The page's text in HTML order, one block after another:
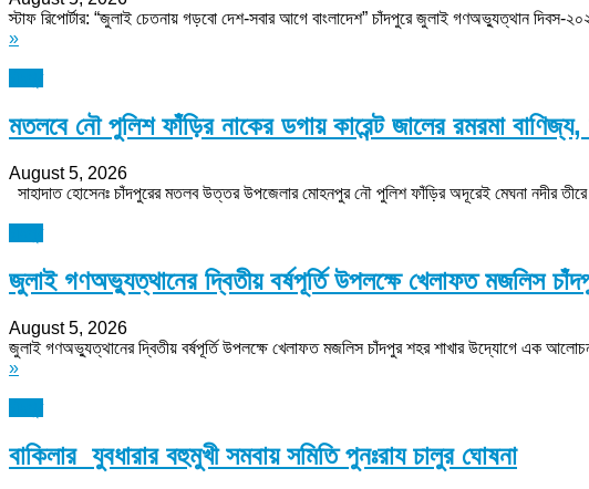
স্টাফ রিপোর্টার: “জুলাই চেতনায় গড়বো দেশ-সবার আগে বাংলাদেশ” চাঁদপুরে জুলাই গণঅভ্যুত্থান
»
মতলবে নৌ পুলিশ ফাঁড়ির নাকের ডগায় কারেন্ট জালের রমরমা
August 5, 2026
সাহাদাত হোসেনঃ চাঁদপুরের মতলব উত্তর উপজেলার মোহনপুর নৌ পুলিশ ফাঁড়ির অদূরেই মেঘনা নদীর তীরে
জুলাই গণঅভ্যুত্থানের দ্বিতীয় বর্ষপূর্তি উপলক্ষে খেলাফত মজলিস
August 5, 2026
জুলাই গণঅভ্যুত্থানের দ্বিতীয় বর্ষপূর্তি উপলক্ষে খেলাফত মজলিস চাঁদপুর শহর শাখার উদ্যোগে এক
»
বাকিলার যুবধারার বহুমুখী সমবায় সমিতি পুনঃরায চালুর ঘোষনা